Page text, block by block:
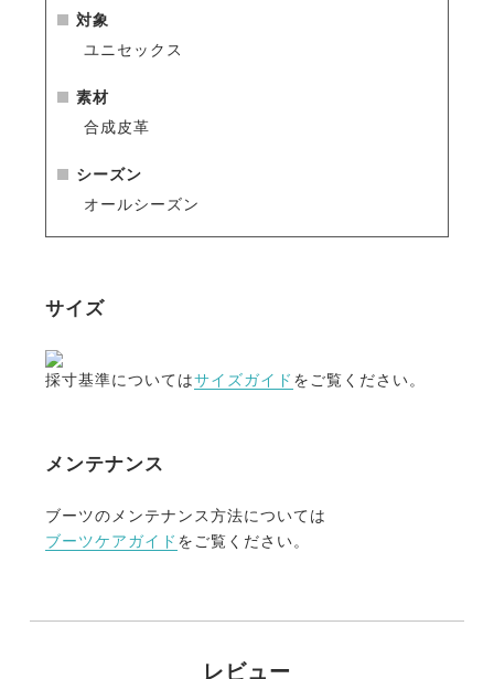
す。
・保管の際は型崩れを防ぐ為の
ツキーパー】
対象
ユニセックス
素材
合成皮革
シーズン
オールシーズン
サイズ
採寸基準についてはサイズガイド をご覧ください。
メンテナンス
ブーツのメンテナンス方法については
ブーツケアガイド をご覧ください。